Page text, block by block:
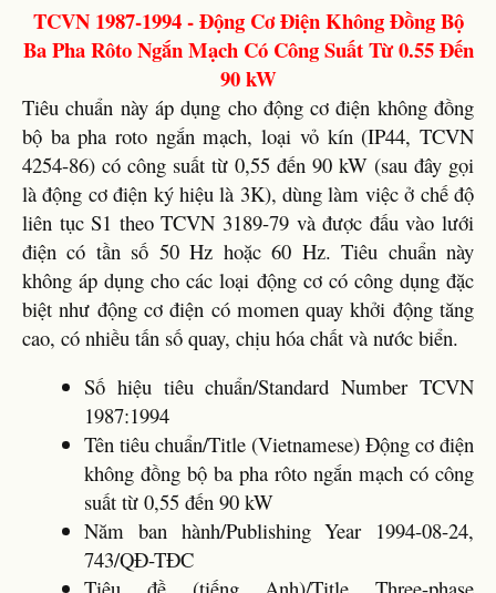
TCVN 1987-1994 - Động Cơ Điện Không Đồng Bộ
Ba Pha Rôto Ngắn Mạch Có Công Suất Từ 0.55 Đến
90 kW
Tiêu chuẩn này áp dụng cho động cơ điện không đồng
bộ ba pha roto ngắn mạch, loại vỏ kín (IP44, TCVN
4254-86) có công suất từ 0,55 đến 90 kW (sau đây gọi
là động cơ điện ký hiệu là 3K), dùng làm việc ở chế độ
liên tục S1 theo TCVN 3189-79 và được đấu vào lưới
điện có tần số 50 Hz hoặc 60 Hz. Tiêu chuẩn này
không áp dụng cho các loại động cơ có công dụng đặc
biệt như động cơ điện có momen quay khởi động tăng
cao, có nhiều tấn số quay, chịu hóa chất và nước biển.
Số hiệu tiêu chuẩn/Standard Number TCVN
1987:1994
Tên tiêu chuẩn/Title (Vietnamese) Động cơ điện
không đồng bộ ba pha rôto ngắn mạch có công
suất từ 0,55 đến 90 kW
Năm ban hành/Publishing Year 1994-08-24,
743/QĐ-TĐC